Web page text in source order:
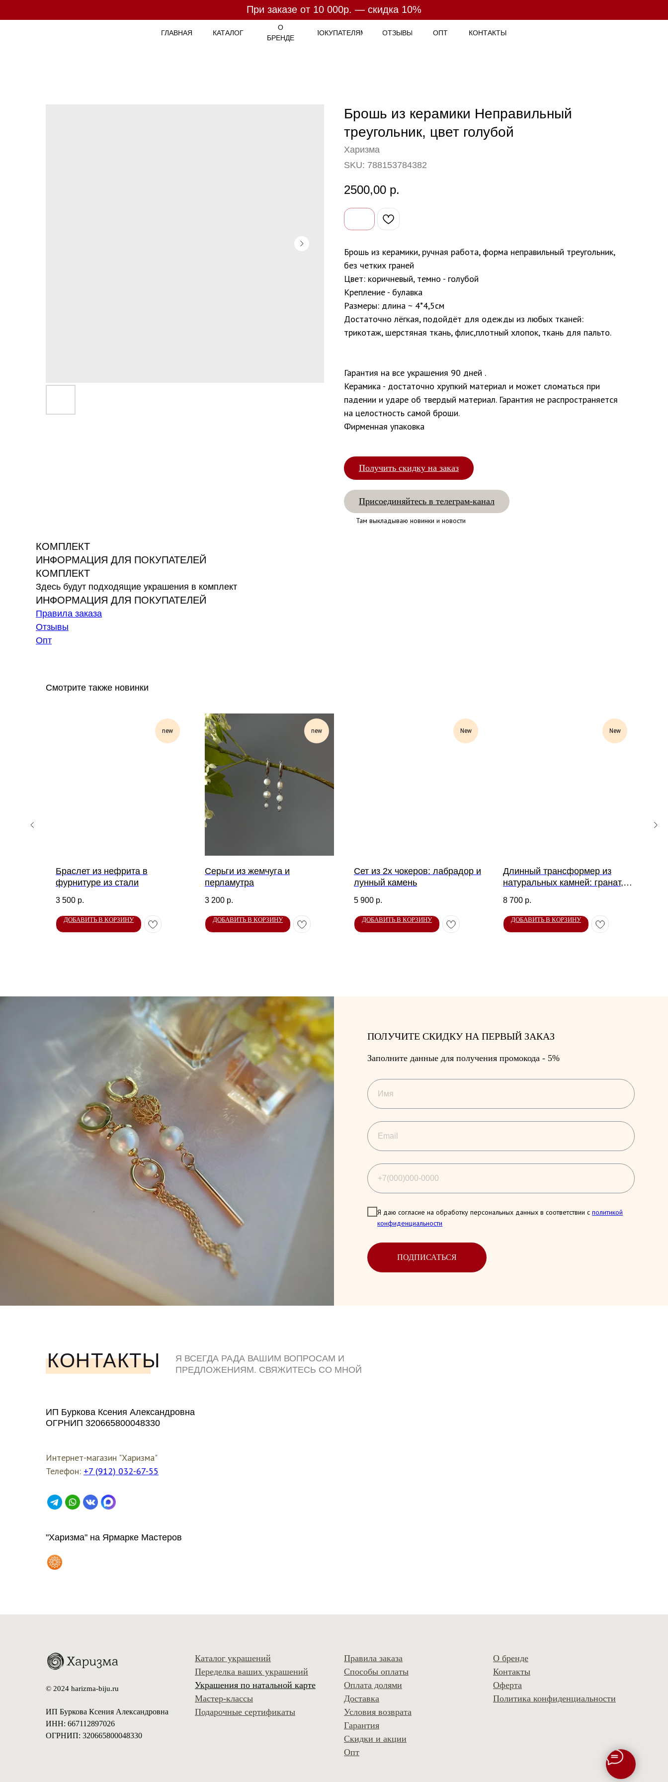
При заказе от 7 000р. - бесплатная доставка
- 4 платежа по
25%
Оплата
При заказе от 10 000р. — скидка 10%
ОПТ
КАТАЛОГ
О
БРЕНДЕ
ПОКУПАТЕЛЯМ ОТЗЫВЫ КОНТАКТЫ
ГЛАВНАЯ
Брошь из керамики Неправильный
треугольник, цвет голубой
Харизма
SKU: 788153784382
2500,00 р.
Брошь из керамики, ручная работа, форма неправильный треугольник,
без четких граней
Цвет: коричневый, темно - голубой
Крепление - булавка
Размеры: длина ~ 4*4,5см
Достаточно лёгкая, подойдёт для одежды из любых тканей:
трикотаж, шерстяная ткань, флис,плотный хлопок, ткань для пальто.
Гарантия на все украшения 90 дней .
Керамика - достаточно хрупкий материал и может сломаться при
падении и ударе об твердый материал. Гарантия не распространяется
на целостность самой броши.
Фирменная упаковка
Получить скидку на заказ
Присоединяйтесь в телеграм-канал
Там выкладываю новинки и новости
КОМПЛЕКТ
ИНФОРМАЦИЯ ДЛЯ ПОКУПАТЕЛЕЙ
КОМПЛЕКТ
Здесь будут подходящие украшения в комплект
ИНФОРМАЦИЯ ДЛЯ ПОКУПАТЕЛЕЙ
Правила заказа
Отзывы
Опт
Смотрите также новинки
new
Браслет из нефрита в
фурнитуре из стали
3 500 р.
ДОБАВИТЬ В КОРЗИНУ
new
Серьги из жемчуга и
перламутра
3 200 р.
ДОБАВИТЬ В КОРЗИНУ
New
Сет из 2х чокеров: лабрадор и
лунный камень
5 900 р.
ДОБАВИТЬ В КОРЗИНУ
New
Длинный трансформер из
натуральных камней: гранат,
8 700 р.
ДОБАВИТЬ В КОРЗИНУ
ПОЛУЧИТЕ СКИДКУ НА ПЕРВЫЙ ЗАКАЗ
Заполните данные для получения промокода - 5%
Я даю согласие на обработку персональных данных в соответствии сполитикой
конфиденциальности
ПОДПИСАТЬСЯ
Я ВСЕГДА РАДА ВАШИМ ВОПРОСАМ И
ПРЕДЛОЖЕНИЯМ. СВЯЖИТЕСЬ СО МНОЙ
КОНТАКТЫ
ИП Буркова Ксения Александровна
ОГРНИП 320665800048330
Интернет-магазин "Харизма"
Телефон: +7 (912) 032-67-55
"Харизма" на Ярмарке Мастеров
© 2024 harizma-biju.ru
ИП Буркова Ксения Александровна
ИНН: 667112897026
ОГРНИП: 320665800048330
Каталог украшений
Переделка ваших украшений
Украшения по натальной карте
Мастер-классы
Подарочные сертификаты
Правила заказа
Способы оплаты
Оплата долями
Доставка
Условия возврата
Гарантия
Скидки и акции
Опт
О бренде
Контакты
Оферта
Политика конфиденциальности